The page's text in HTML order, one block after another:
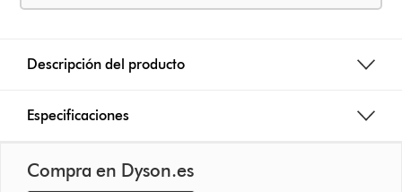
Descripción del producto
Especificaciones
Compra en Dyson.es